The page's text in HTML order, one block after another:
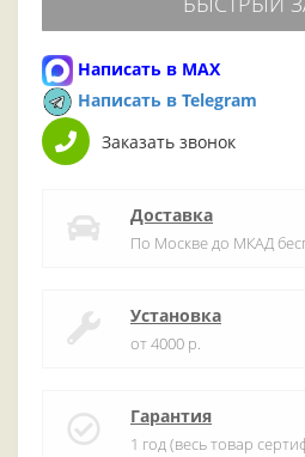
Написать в MAX
Написать в Telegram
Заказать звонок
Доставка
По Москве до МКАД
Установка
от 4000 р.
Гарантия
1 год (весь товар